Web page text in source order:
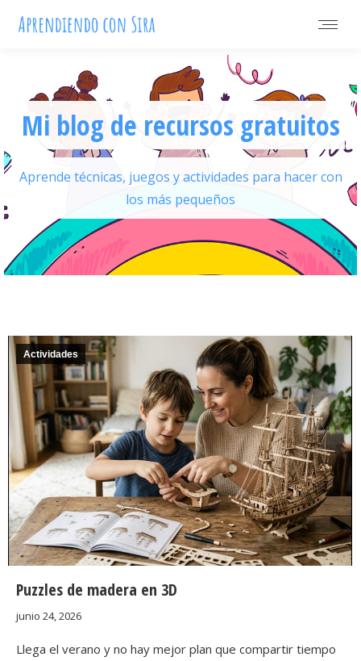
Mi blog de recursos gratuitos
Aprende técnicas, juegos y actividades para hacer con
los más pequeños
Actividades
Puzzles de madera en 3D
junio 24, 2026
Llega el verano y no hay mejor plan que compartir tiempo
+400 FlashCards para
maestros y familias
FREE
PDF suscribiéndote a mi
newsletter
Descargar GRATIS